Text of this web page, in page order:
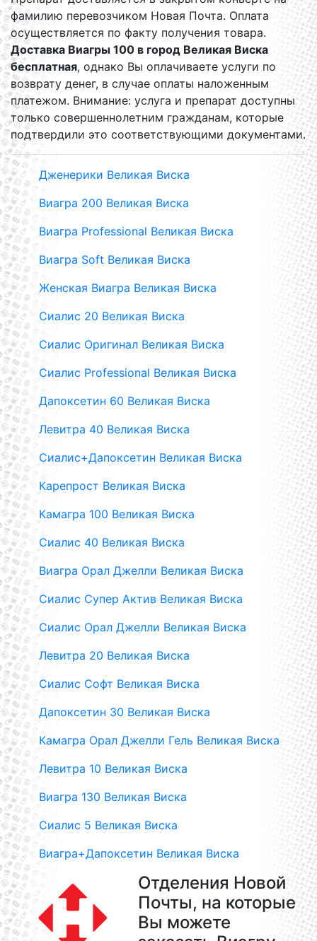
фамилию перевозчиком Новая Почта. Оплата
осуществляется по факту получения товара.
Доставка Виагры 100 в город Великая Виска
бесплатная, однако Вы оплачиваете услуги по
возврату денег, в случае оплаты наложенным
платежом. Внимание: услуга и препарат доступны
только совершеннолетним гражданам, которые
подтвердили это соответствующими документами.
Дженерики Великая Виска
Виагра 200 Великая Виска
Виагра Professional Великая Виска
Виагра Soft Великая Виска
Женская Виагра Великая Виска
Сиалис 20 Великая Виска
Сиалис Оригинал Великая Виска
Сиалис Professional Великая Виска
Дапоксетин 60 Великая Виска
Левитра 40 Великая Виска
Сиалис+Дапоксетин Великая Виска
Карепрост Великая Виска
Камагра 100 Великая Виска
Сиалис 40 Великая Виска
Виагра Орал Джелли Великая Виска
Сиалис Супер Актив Великая Виска
Сиалис Орал Джелли Великая Виска
Левитра 20 Великая Виска
Сиалис Софт Великая Виска
Дапоксетин 30 Великая Виска
Камагра Орал Джелли Гель Великая Виска
Левитра 10 Великая Виска
Виагра 130 Великая Виска
Сиалис 5 Великая Виска
Виагра+Дапоксетин Великая Виска
Отделения Новой
Почты, на которые
Вы можете